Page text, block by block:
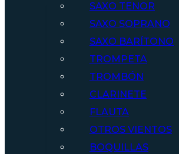
SAXO TENOR
SAXO SOPRANO
SAXO BARÍTONO
TROMPETA
TROMBÓN
CLARINETE
FLAUTA
OTROS VIENTOS
BOQUILLAS